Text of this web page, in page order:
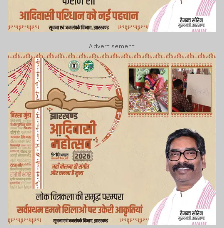
Advertisement